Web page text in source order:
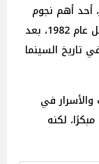
أحد أهم نجوم
الزمن الجميل الذي رحل عن عالمنا في 22 أبريل عام 1982، بعد
تاريخ السينما
في
لكنه